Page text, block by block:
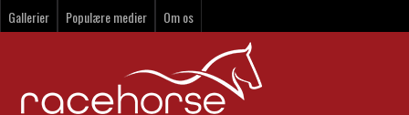
Gallerier Populære medier Om os